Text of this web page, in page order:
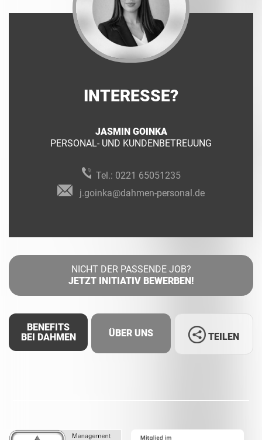
INTERESSE?
JASMIN GOINKA
PERSONAL- UND KUNDENBETREUUNG
Tel.: 0221 65051235
j.goinka@dahmen-personal.de
NICHT DER PASSENDE JOB?
JETZT INITIATIV BEWERBEN!
BENEFITS
BEI DAHMEN
ÜBER UNS TEILEN